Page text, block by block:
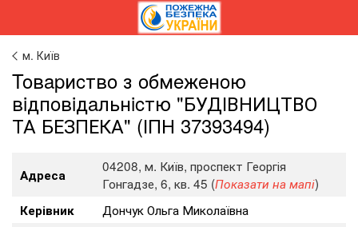
м. Київ
Toвapиcтвo з oбмeжeнoю
вiдпoвiдaльнicтю "БУДІВНИЦТВО
ТА БЕЗПЕКА" (ІПН 37393494)
Адреса
04208, м. Київ, проспект Георгія
Гонгадзе, 6, кв. 45 (Показати на мапі)
Керівник
Дончук Ольга Миколаївна